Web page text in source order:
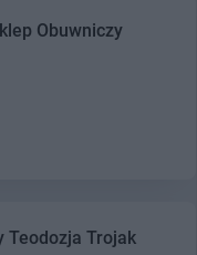
Obuwniczy
Teodozja Trojak